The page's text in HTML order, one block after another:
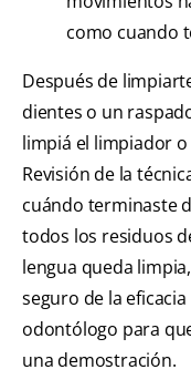
como cuando
Después de
dientes o un
limpiá el limpiador
Revisión de la
cuándo terminaste
todos los residuos
lengua queda
seguro de la
odontólogo para
una demostración.